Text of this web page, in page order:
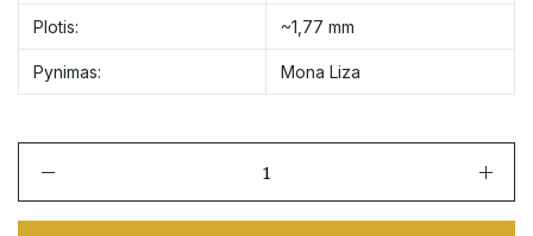
Plotis: ~1,77 mm
Pynimas: Mona Liza
Auksinė